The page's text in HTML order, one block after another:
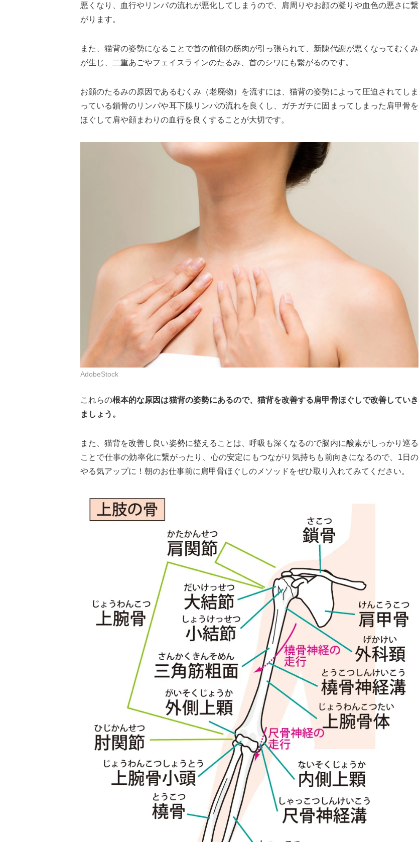
悪くなり、血行やリンパの流れが悪化してしまうので、肩周りやお顔の凝りや血色の悪さに繋
がります。
また、猫背の姿勢になることで首の前側の筋肉が引っ張られて、新陳代謝が悪くなってむくみ
が生じ、二重あごやフェイスラインのたるみ、首のシワにも繋がるのです。
お顔のたるみの原因であるむくみ（老廃物）を流すには、猫背の姿勢によって圧迫されてしま
っている鎖骨のリンパや耳下腺リンパの流れを良くし、ガチガチに固まってしまった肩甲骨を
ほぐして肩や顔まわりの血行を良くすることが大切です。
AdobeStock
これらの根本的な原因は猫背の姿勢にあるので、猫背を改善する肩甲骨ほぐしで改善していき
ましょう。
また、猫背を改善し良い姿勢に整えることは、呼吸も深くなるので脳内に酸素がしっかり巡る
ことで仕事の効率化に繋がったり、心の安定にもつながり気持ちも前向きになるので、1日の
やる気アップに！朝のお仕事前に肩甲骨ほぐしのメソッドをぜひ取り入れてみてください。